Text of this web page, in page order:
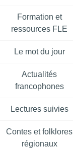
Formation et
ressources FLE
Le mot du jour
Actualités
francophones
Lectures suivies
Contes et folklores
régionaux